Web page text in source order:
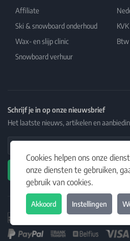
Cookies helpen ons onze
onze diensten te gebruiken,
gebruik van cookies.
Akkoord Instellingen
Affiliate
Ski & snowboard onderhoud
Wax- en slijp clinic
Snowboard verhuur
Btw
Schrijf je in op onze nieuwsbrief
Het laatste nieuws, artikelen en
Email Address